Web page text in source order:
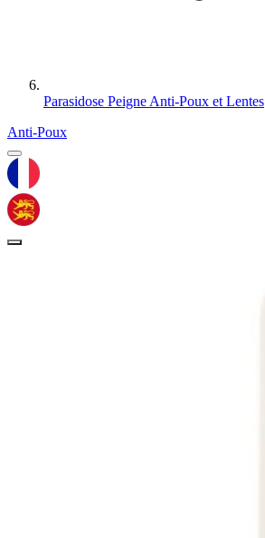
Parasidose Peigne Anti-Poux et Lentes
Anti-Poux